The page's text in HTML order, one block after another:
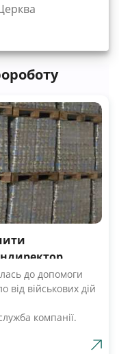
до допомоги
військових дій
компанії.
стримують